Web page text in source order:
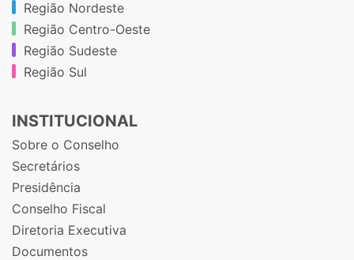
Região Nordeste
Região Centro-Oeste
Região Sudeste
Região Sul
INSTITUCIONAL
Sobre o Conselho
Secretários
Presidência
Conselho Fiscal
Diretoria Executiva
Documentos